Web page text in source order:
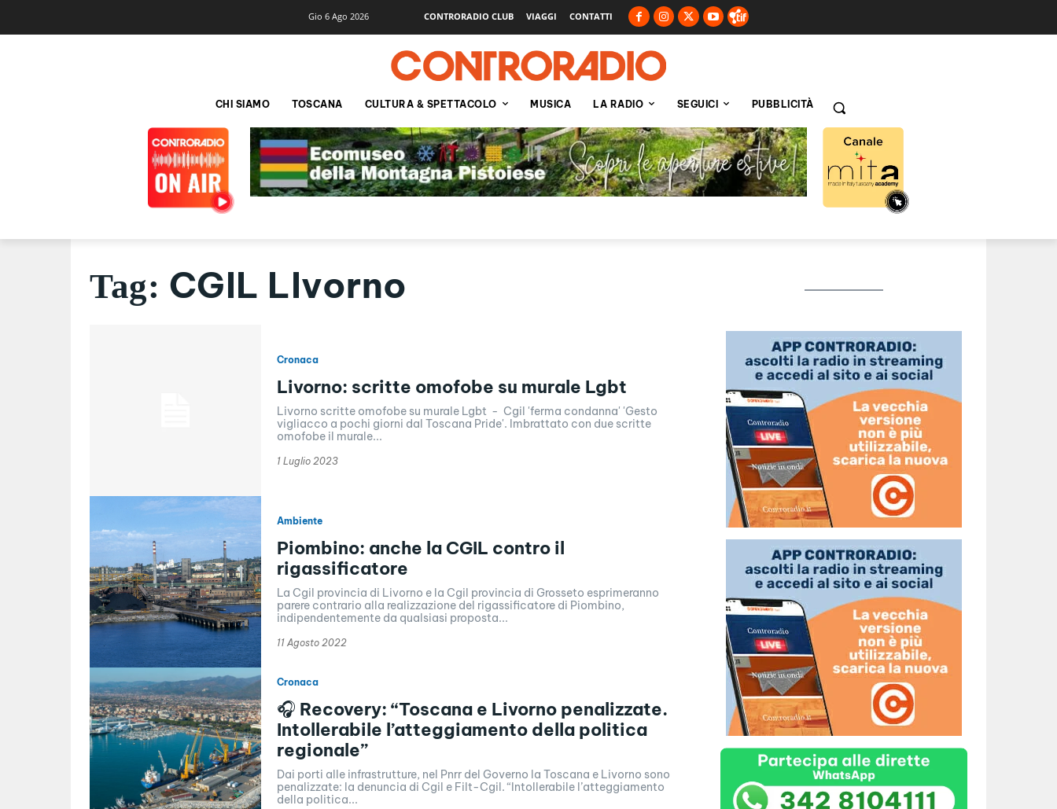
Gio 6 Ago 2026 CONTRORADIO CLUB VIAGGI CONTATTI
CHI SIAMO TOSCANA CULTURA & SPETTACOLO MUSICA LA RADIO SEGUICI PUBBLICITÀ
Tag: CGIL LIvorno
Cronaca
Livorno: scritte omofobe su murale Lgbt
Livorno scritte omofobe su murale Lgbt - Cgil 'ferma condanna' 'Gesto
vigliacco a pochi giorni dal Toscana Pride'. Imbrattato con due scritte
omofobe il murale...
1 Luglio 2023
Ambiente
Piombino: anche la CGIL contro il
rigassificatore
La Cgil provincia di Livorno e la Cgil provincia di Grosseto esprimeranno
parere contrario alla realizzazione del rigassificatore di Piombino,
indipendentemente da qualsiasi proposta...
11 Agosto 2022
Cronaca
🎧 Recovery: “Toscana e Livorno penalizzate.
Intollerabile l’atteggiamento della politica
regionale”
Dai porti alle infrastrutture, nel Pnrr del Governo la Toscana e Livorno sono
penalizzate: la denuncia di Cgil e Filt-Cgil. “Intollerabile l’atteggiamento
della politica...